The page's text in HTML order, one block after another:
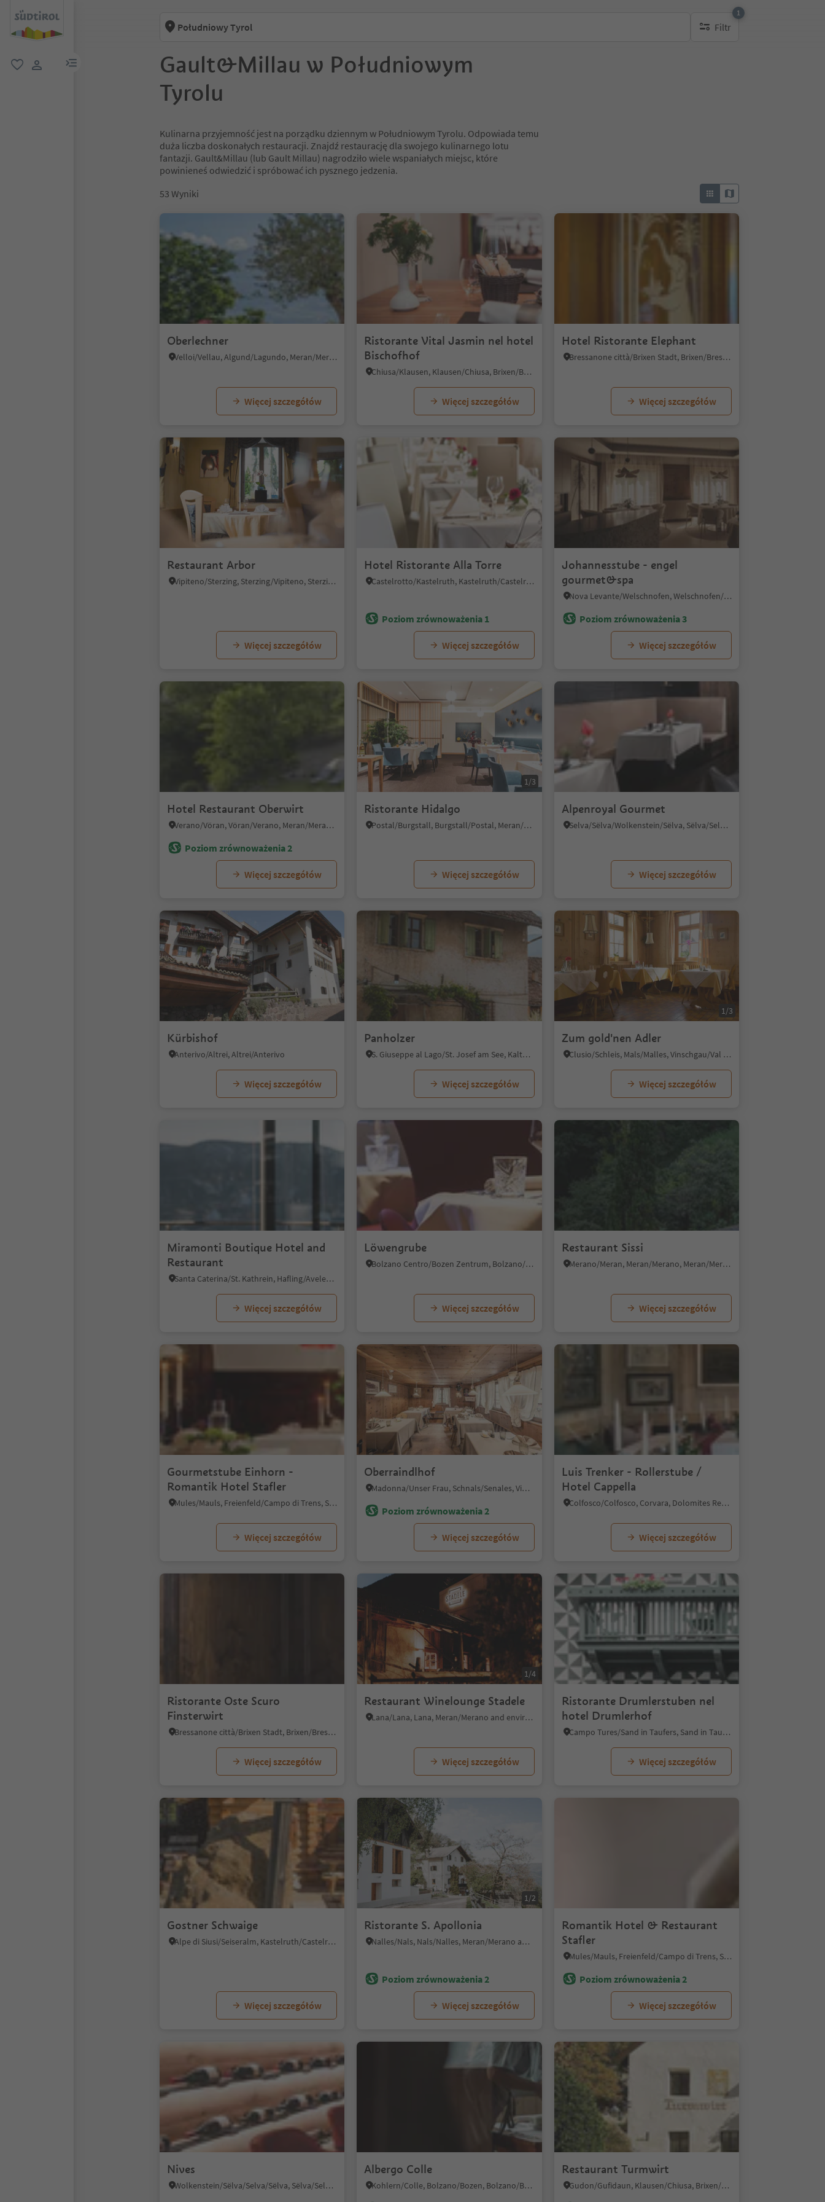
link menu
Południowy Tyrol Filtr
1
1 aktywny filtr
Gault&Millau w Południowym
Tyrolu
Kulinarna przyjemność jest na porządku dziennym w Południowym Tyrolu. Odpowiada temu
duża liczba doskonałych restauracji. Znajdź restaurację dla swojego kulinarnego lotu
fantazji. Gault&Millau (lub Gault Millau) nagrodziło wiele wspaniałych miejsc, które
powinieneś odwiedzić i spróbować ich pysznego jedzenia.
53 Wyniki
Oberlechner
Velloi/Vellau, Algund/Lagundo, Meran/Merano and environs
Więcej szczegółów
Ristorante Vital Jasmin nel hotel
Bischofhof
Chiusa/Klausen, Klausen/Chiusa, Brixen/Bressanone and environs
Więcej szczegółów
Hotel Ristorante Elephant
Bressanone città/Brixen Stadt, Brixen/Bressanone, Brixen/Bressanone and environs
Więcej szczegółów
Restaurant Arbor
Vipiteno/Sterzing, Sterzing/Vipiteno, Sterzing/Vipiteno and environs
Więcej szczegółów
Hotel Ristorante Alla Torre
Castelrotto/Kastelruth, Kastelruth/Castelrotto, Dolomites Region Seiser Alm
Poziom zrównoważenia 1
Więcej szczegółów
Johannesstube - engel
gourmet&spa
Nova Levante/Welschnofen, Welschnofen/Nova Levante, Dolomites Region Eggental
Poziom zrównoważenia 3
Więcej szczegółów
Hotel Restaurant Oberwirt
Verano/Vöran, Vöran/Verano, Meran/Merano and environs
Poziom zrównoważenia 2
Więcej szczegółów
1/3
Ristorante Hidalgo
Postal/Burgstall, Burgstall/Postal, Meran/Merano and environs
Więcej szczegółów
Alpenroyal Gourmet
Selva/Sëlva/Wolkenstein/Sëlva, Sëlva/Selva di Val Gardena, Dolomites Region Val Gardena
Więcej szczegółów
Kürbishof
Anterivo/Altrei, Altrei/Anterivo
Więcej szczegółów
Panholzer
S. Giuseppe al Lago/St. Josef am See, Kaltern an der Weinstraße/Caldaro sulla Strada del Vino, Alto Adige Wine Road
Więcej szczegółów
1/3
Zum gold'nen Adler
Clusio/Schleis, Mals/Malles, Vinschgau/Val Venosta
Więcej szczegółów
1/9
Miramonti Boutique Hotel and
Restaurant
Santa Caterina/St. Kathrein, Hafling/Avelengo, Meran/Merano and environs
Więcej szczegółów
Löwengrube
Bolzano Centro/Bozen Zentrum, Bolzano/Bozen, Bolzano/Bozen and environs
Więcej szczegółów
Restaurant Sissi
Merano/Meran, Meran/Merano, Meran/Merano and environs
Więcej szczegółów
Gourmetstube Einhorn -
Romantik Hotel Stafler
Mules/Mauls, Freienfeld/Campo di Trens, Sterzing/Vipiteno and environs
Więcej szczegółów
Oberraindlhof
Madonna/Unser Frau, Schnals/Senales, Vinschgau/Val Venosta
Poziom zrównoważenia 2
Więcej szczegółów
Luis Trenker - Rollerstube /
Hotel Cappella
Colfosco/Colfosco, Corvara, Dolomites Region Alta Badia
Więcej szczegółów
Ristorante Oste Scuro
Finsterwirt
Bressanone città/Brixen Stadt, Brixen/Bressanone, Brixen/Bressanone and environs
Więcej szczegółów
1/4
Restaurant Winelounge Stadele
Lana/Lana, Lana, Meran/Merano and environs
Więcej szczegółów
Ristorante Drumlerstuben nel
hotel Drumlerhof
Campo Tures/Sand in Taufers, Sand in Taufers/Campo Tures, Ahrntal/Valle Aurina
Więcej szczegółów
Gostner Schwaige
Alpe di Siusi/Seiseralm, Kastelruth/Castelrotto, Dolomites Region Seiser Alm
Więcej szczegółów
1/2
Ristorante S. Apollonia
Nalles/Nals, Nals/Nalles, Meran/Merano and environs
Poziom zrównoważenia 2
Więcej szczegółów
Romantik Hotel & Restaurant
Stafler
Mules/Mauls, Freienfeld/Campo di Trens, Sterzing/Vipiteno and environs
Poziom zrównoważenia 2
Więcej szczegółów
Nives
Wolkenstein/Sëlva/Selva/Sëlva, Sëlva/Selva di Val Gardena, Dolomites Region Val Gardena
Albergo Colle
Kohlern/Colle, Bolzano/Bozen, Bolzano/Bozen and environs
Restaurant Turmwirt
Gudon/Gufidaun, Klausen/Chiusa, Brixen/Bressanone and environs